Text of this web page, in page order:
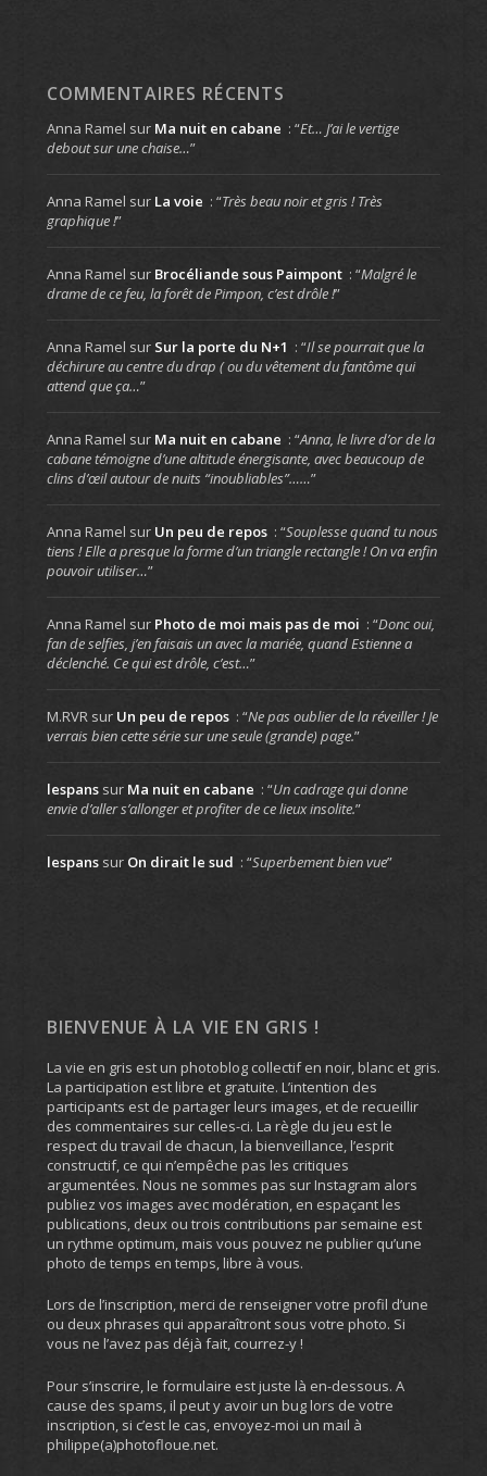
COMMENTAIRES RÉCENTS
Anna Ramel sur Ma nuit en cabane : “Et… J’ai le vertige
debout sur une chaise…”
Anna Ramel sur La voie : “Très beau noir et gris ! Très
graphique !”
Anna Ramel sur Brocéliande sous Paimpont : “Malgré le
drame de ce feu, la forêt de Pimpon, c’est drôle !”
Anna Ramel sur Sur la porte du N+1 : “Il se pourrait que la
déchirure au centre du drap ( ou du vêtement du fantôme qui
attend que ça…”
Anna Ramel sur Ma nuit en cabane : “Anna, le livre d’or de la
cabane témoigne d’une altitude énergisante, avec beaucoup de
clins d’œil autour de nuits “inoubliables”……”
Anna Ramel sur Un peu de repos : “Souplesse quand tu nous
tiens ! Elle a presque la forme d’un triangle rectangle ! On va enfin
pouvoir utiliser…”
Anna Ramel sur Photo de moi mais pas de moi : “Donc oui,
fan de selfies, j’en faisais un avec la mariée, quand Estienne a
déclenché. Ce qui est drôle, c’est…”
M.RVRsur Un peu de repos : “Ne pas oublier de la réveiller ! Je
verrais bien cette série sur une seule (grande) page.”
lespanssur Ma nuit en cabane : “Un cadrage qui donne
envie d’aller s’allonger et profiter de ce lieux insolite.”
lespanssur On dirait le sud : “Superbement bien vue”
BIENVENUE À LA VIE EN GRIS !
La vie en gris est un photoblog collectif en noir, blanc et gris.
La participation est libre et gratuite. L’intention des
participants est de partager leurs images, et de recueillir
des commentaires sur celles-ci. La règle du jeu est le
respect du travail de chacun, la bienveillance, l’esprit
constructif, ce qui n’empêche pas les critiques
argumentées. Nous ne sommes pas sur Instagram alors
publiez vos images avec modération, en espaçant les
publications, deux ou trois contributions par semaine est
un rythme optimum, mais vous pouvez ne publier qu’une
photo de temps en temps, libre à vous.
Lors de l’inscription, merci de renseigner votre profil d’une
ou deux phrases qui apparaîtront sous votre photo. Si
vous ne l’avez pas déjà fait, courrez-y !
Pour s’inscrire, le formulaire est juste là en-dessous. A
cause des spams, il peut y avoir un bug lors de votre
inscription, si c’est le cas, envoyez-moi un mail à
philippe(a)photofloue.net.